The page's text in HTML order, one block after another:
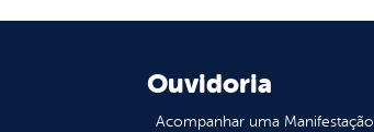
Ouvidoria
Acompanhar uma Manifestação